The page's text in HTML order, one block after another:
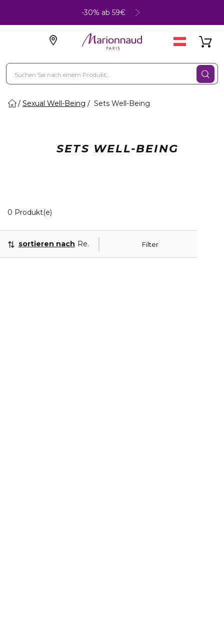
-30% ab 59€
Sexual Well-Being Sets Well-Being
SETS WELL-BEING
0 Produkt(e)
Filter
sortieren nach Relevanz